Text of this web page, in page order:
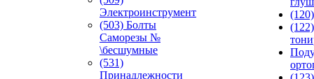
Электроинструмент
(503) Болты
Саморезы №
\бесшумные
(531)
Принадлежности